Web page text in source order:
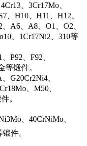
、3Cr17Mo、
、H10、H11、H12、
A6、A8、O1、O2、
、1Cr17Ni2、310等
P92、F92、
等锻件。
G20Cr2Ni4、
、M50、
。
、40CrNiMo、
件。